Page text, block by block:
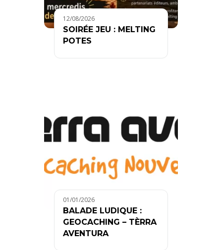
12/08/2026
SOIRÉE JEU : MELTING
POTES
01/01/2026
BALADE LUDIQUE :
GEOCACHING – TÈRRA
AVENTURA